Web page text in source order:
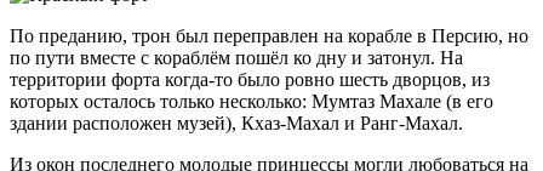
По преданию, трон был переправлен на корабле в Персию, но
по пути вместе с кораблём пошёл ко дну и затонул. На
территории форта когда-то было ровно шесть дворцов, из
которых осталось только несколько: Мумтаз Махале (в его
здании расположен музей), Кхаз-Махал и Ранг-Махал.
Из окон последнего молодые принцессы могли любоваться на